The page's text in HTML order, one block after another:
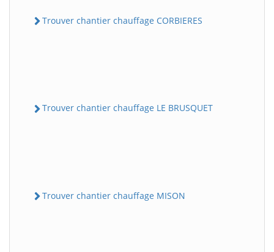
Trouver chantier chauffage CORBIERES
Trouver chantier chauffage LE BRUSQUET
Trouver chantier chauffage MISON